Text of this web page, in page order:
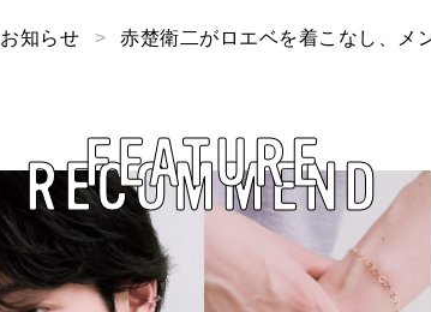
お知らせ
赤楚衛二がロエベを着こなし、メ
RECOMMEND
FEATURE